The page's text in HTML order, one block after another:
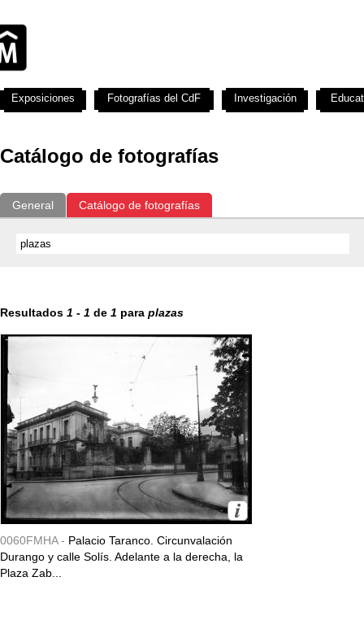
Catálogo de fotografías
General Catálogo de fotografías
Resultados 1 - 1 de 1 para plazas
0060FMHA - Palacio Taranco. Circunvalación
Durango y calle Solís. Adelante a la derecha, la
Plaza Zab...
Exposiciones Fotografías del CdF Investigación